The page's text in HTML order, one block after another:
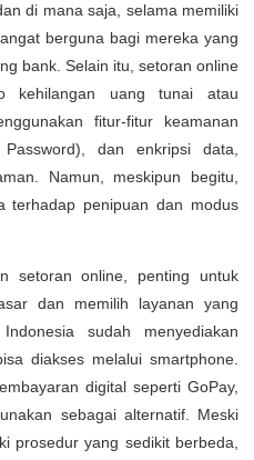
di mana saja, selama memiliki
berguna bagi mereka yang
bank. Selain itu, setoran online
kehilangan uang tunai atau
fitur-fitur keamanan
dan enkripsi data,
Namun, meskipun begitu,
terhadap penipuan dan modus
setoran online, penting untuk
dan memilih layanan yang
sudah menyediakan
diakses melalui smartphone.
digital seperti GoPay,
sebagai alternatif. Meski
prosedur yang sedikit berbeda,